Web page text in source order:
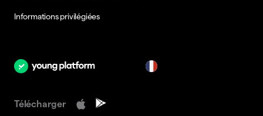
Informations privilégiées
Télécharger